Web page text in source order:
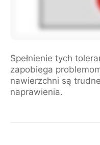
Spełnienie tych
zapobiega
nawierzchni są
naprawienia.